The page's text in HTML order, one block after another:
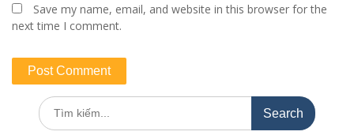
Save my name, email, and website in this browser for the
next time I comment.
Search
for: